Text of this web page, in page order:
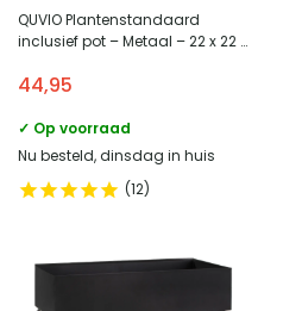
QUVIO Plantenstandaard
inclusief pot – Metaal – 22 x 22 x
44,95
✓ Op voorraad
Nu besteld, dinsdag in huis
12